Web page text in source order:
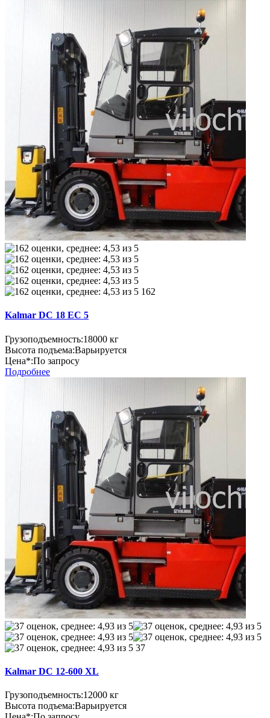
162
Kalmar DC 18 EC 5
Грузоподъемность:18000 кг
Высота подъема:Варьируется
Цена*:По запросу
Подробнее
37
Kalmar DC 12-600 XL
Грузоподъемность:12000 кг
Высота подъема:Варьируется